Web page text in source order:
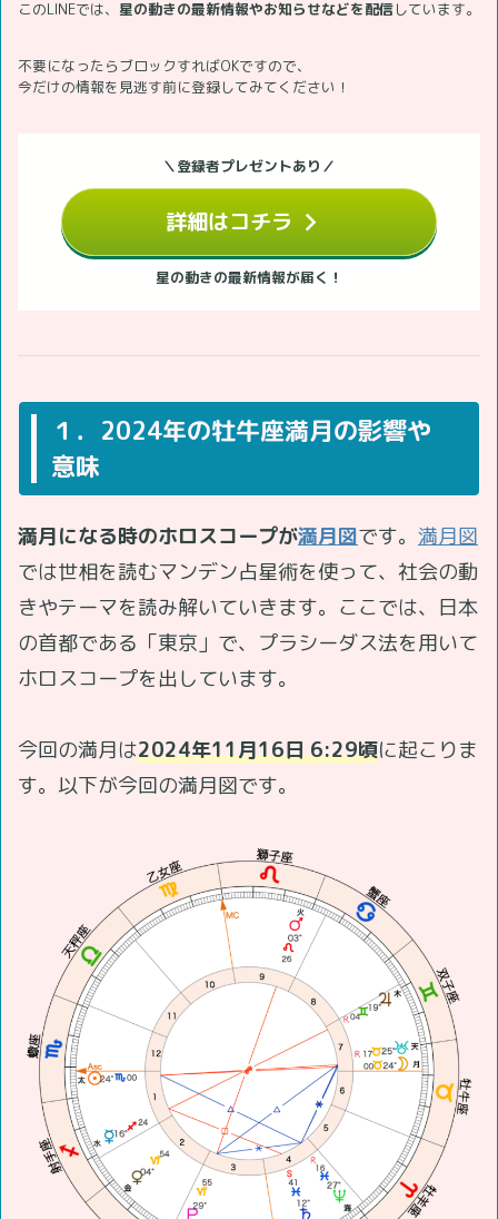
このLINEでは、 星の動きの最新情報やお知らせなどを配信しています。
不要になったらブロックすればOKですので、
今だけの情報を見逃す前に登録してみてください！
＼登録者プレゼントあり／
詳細はコチラ
星の動きの最新情報が届く！
１．2024年の牡牛座満月の影響や
意味
満月になる時のホロスコープが満月図です。 満月図
では世相を読むマンデン占星術を使って、社会の動
きやテーマを読み解いていきます。ここでは、日本
の首都である「東京」で、プラシーダス法を用いて
ホロスコープを出しています。
今回の満月は2024年11月16日 6:29頃に起こりま
す。以下が今回の満月図です。